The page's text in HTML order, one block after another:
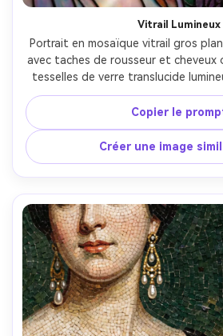
Vitrail Lumineux
Portrait en mosaïque vitrail gros
avec taches de rousseur et cheveux
tesselles de verre translucide
plombés, dégradés pastels vers
lumineux de fenêtre, motif de
humeur rêveuse et romantique,
détaillées, composition propre
objectif 85mm, faible profondeur
Copier le
Créer une image